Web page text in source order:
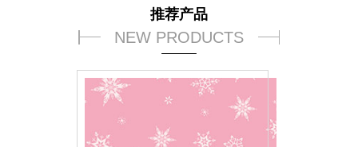
推荐产品
NEW PRODUCTS